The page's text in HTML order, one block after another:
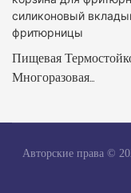
Пищевая
Многоразовая
Вкладыш Для
Авторские права ©